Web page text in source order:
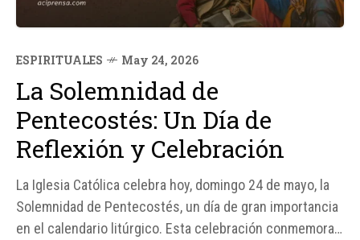
ESPIRITUALES May 24, 2026
La Solemnidad de
Pentecostés: Un Día de
Reflexión y Celebración
La Iglesia Católica celebra hoy, domingo 24 de mayo, la
Solemnidad de Pentecostés, un día de gran importancia
en el calendario litúrgico. Esta celebración conmemora